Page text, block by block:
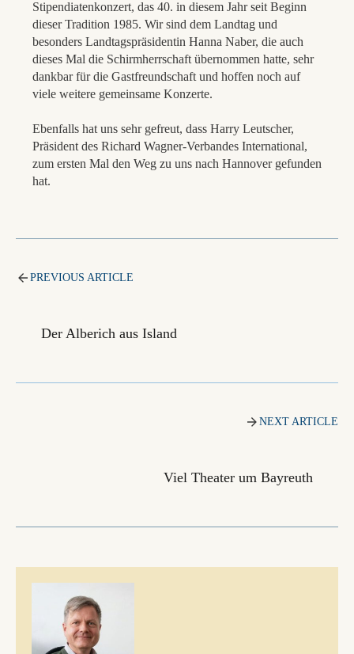
Stipendiatenkonzert, das 40. in diesem Jahr seit Beginn
dieser Tradition 1985. Wir sind dem Landtag und
besonders Landtagspräsidentin Hanna Naber, die auch
dieses Mal die Schirmherrschaft übernommen hatte, sehr
dankbar für die Gastfreundschaft und hoffen noch auf
viele weitere gemeinsame Konzerte.
Ebenfalls hat uns sehr gefreut, dass Harry Leutscher,
Präsident des Richard Wagner-Verbandes International,
zum ersten Mal den Weg zu uns nach Hannover gefunden
hat.
PREVIOUS ARTICLE
Der Alberich aus Island
NEXT ARTICLE
Viel Theater um Bayreuth